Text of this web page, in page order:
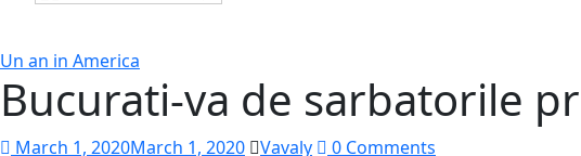
Un an in America
Bucurati-va de sarbatorile
March 1, 2020March 1, 2020 Vavaly 0 Comments